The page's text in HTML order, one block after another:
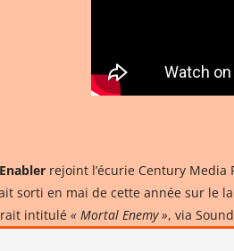
Enabler rejoint l’écurie Century
sorti en mai de cette année sur le
intitulé « Mortal Enemy », via